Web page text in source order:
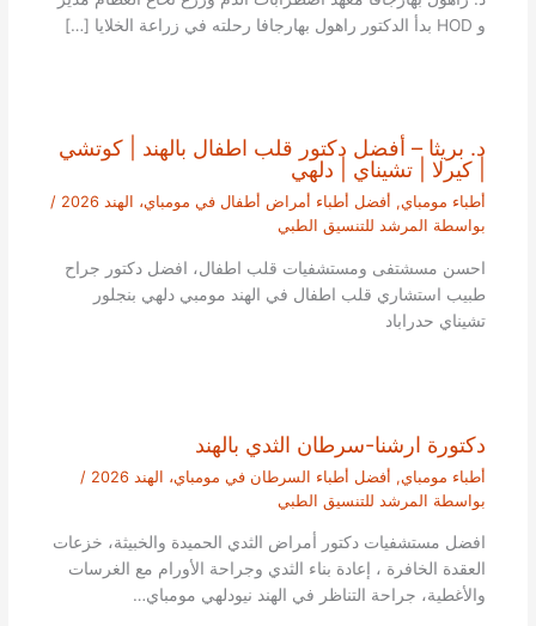
و HOD بدأ الدكتور راهول بهارجافا رحلته في زراعة الخلايا […]
د. بريثا – أفضل دكتور قلب اطفال بالهند | كوتشي
| كيرلا | تشيناي | دلهي
أطباء مومباي, أفضل أطباء أمراض أطفال في مومباي، الهند 2026
/
بواسطة المرشد للتنسيق الطبي
احسن مسشتفى ومستشفيات قلب اطفال، افضل دكتور جراح
طبيب استشاري قلب اطفال في الهند مومبي دلهي بنجلور
تشيناي حدراباد
دكتورة ارشنا-سرطان الثدي بالهند
أطباء مومباي, أفضل أطباء السرطان في مومباي، الهند 2026
/
بواسطة المرشد للتنسيق الطبي
افضل مستشفيات دكتور أمراض الثدي الحميدة والخبيثة، خزعات
العقدة الخافرة ، إعادة بناء الثدي وجراحة الأورام مع الغرسات
والأغطية، جراحة التناظر في الهند نيودلهي مومباي…